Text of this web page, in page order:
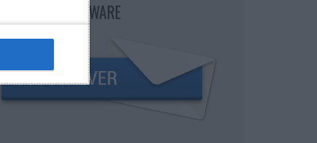
NEWSLETTER PPLWARE